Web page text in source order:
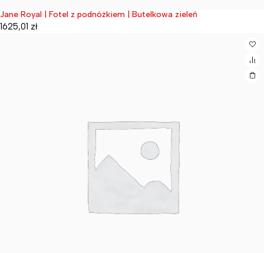
Wyprzedane
Jane Royal | Fotel z podnóżkiem | Butelkowa zieleń
1625,01 zł